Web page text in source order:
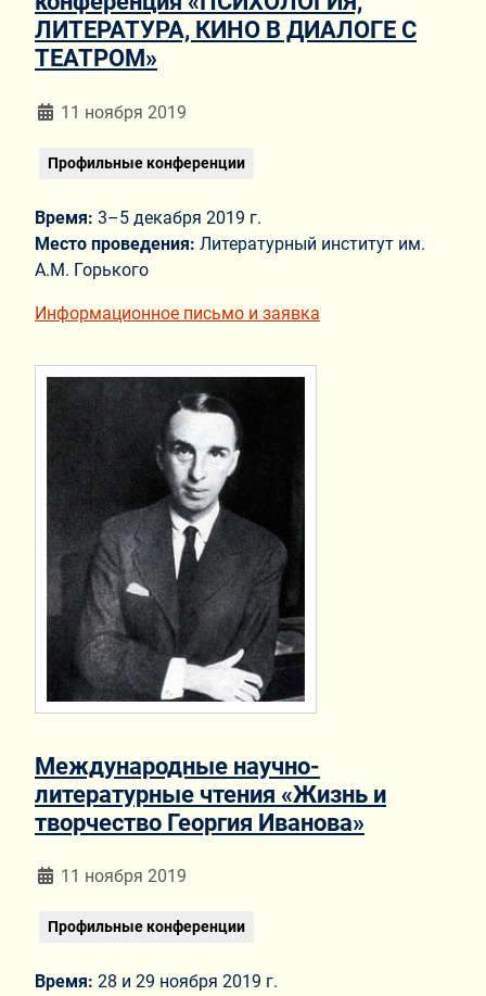
ЛИТЕРАТУРА, КИНО В ДИАЛОГЕ С
ТЕАТРОМ»
Информация о материале
11 ноября 2019
Профильные конференции
Время: 3–5 декабря 2019 г.
Место проведения: Литературный институт им.
А.М. Горького
Информационное письмо и заявка
Международные научно-
литературные чтения «Жизнь и
творчество Георгия Иванова»
Информация о материале
11 ноября 2019
Профильные конференции
Время: 28 и 29 ноября 2019 г.